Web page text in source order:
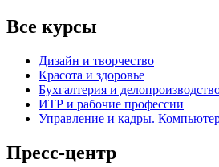
Все курсы
Дизайн и творчество
Красота и здоровье
Бухгалтерия и
ИТР и рабочие профессии
Управление и кадры.
Пресс-центр